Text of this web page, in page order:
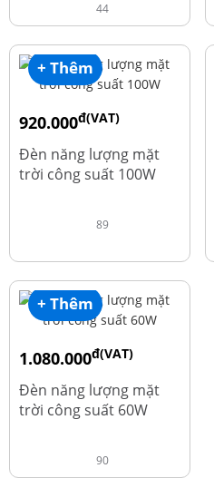
44
+ Thêm
920.000đ(VAT)
1.010.000
Đèn năng lượng mặt
trời công suất 100W
89
+ Thêm
1.080.000đ(VAT)
1.220.000
Đèn năng lượng mặt
trời công suất 60W
90